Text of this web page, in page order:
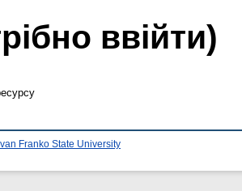
ввійти)
Franko State University